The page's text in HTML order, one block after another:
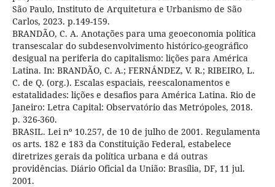
São Paulo, Instituto de Arquitetura e Urbanismo de São
Carlos, 2023. p.149-159.
BRANDÃO, C. A. Anotações para uma geoeconomia política
transescalar do subdesenvolvimento histórico-geográfico
desigual na periferia do capitalismo: lições para América
Latina. In: BRANDÃO, C. A.; FERNÁNDEZ, V. R.; RIBEIRO, L.
C. de Q. (org.). Escalas espaciais, reescalonamentos e
estatalidades: lições e desafios para América Latina. Rio de
Janeiro: Letra Capital: Observatório das Metrópoles, 2018.
p. 326-360.
BRASIL. Lei nº 10.257, de 10 de julho de 2001. Regulamenta
os arts. 182 e 183 da Constituição Federal, estabelece
diretrizes gerais da política urbana e dá outras
providências. Diário Oficial da União: Brasília, DF, 11 jul.
2001.